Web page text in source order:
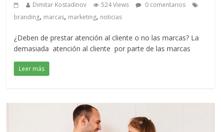
Dimitar Kostadinov 524 Views
0 comentarios
branding, marcas, marketing, noticias
¿Deben de prestar atención al cliente o no las marcas? La
demasiada atención al cliente por parte de las marcas
Leer más